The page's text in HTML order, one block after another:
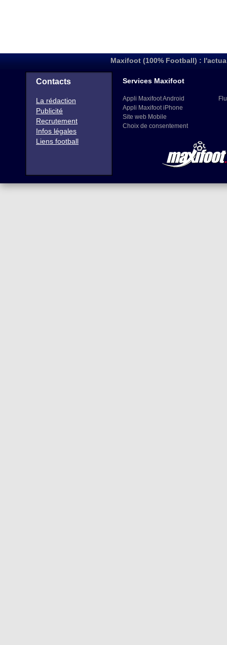
Maxifoot (100% Football) :
Contacts
La rédaction
Publicité
Recrutement
Infos légales
Liens football
Services Maxifoot
Appli Maxifoot Android
Appli Maxifoot iPhone
Site web Mobile
Choix de consentement